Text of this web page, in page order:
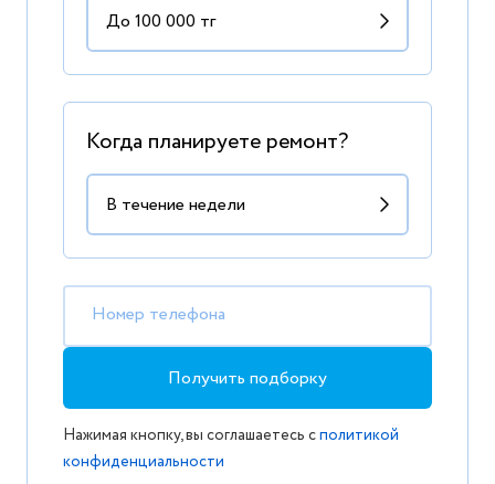
Когда планируете ремонт?
Номер телефона
Получить подборку
Нажимая кнопку, вы соглашаетесь сполитикой
конфиденциальности